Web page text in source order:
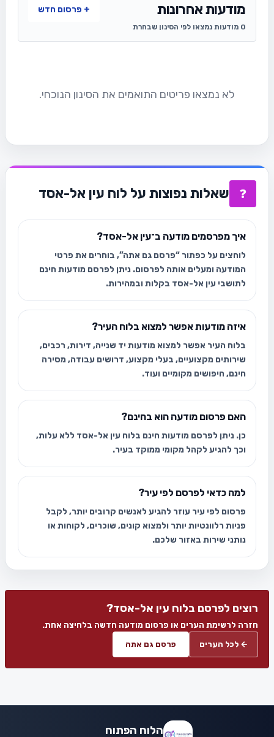
מודעות אחרונות
0 מודעות נמצאו לפי הסינון שבחרת
+ פרסום חדש
לא נמצאו פריטים התואמים את הסינון הנוכחי.
❓ שאלות נפוצות על לוח עין אל-אסד
איך מפרסמים מודעה ב־עין אל-אסד?
לוחצים על כפתור “פרסם גם אתה”, בוחרים את פרטי
המודעה ומעלים אותה לפרסום. ניתן לפרסם מודעות חינם
לתושבי עין אל-אסד בקלות ובמהירות.
איזה מודעות אפשר למצוא בלוח העיר?
בלוח העיר אפשר למצוא מודעות יד שנייה, דירות, רכבים,
שירותים מקצועיים, בעלי מקצוע, דרושים עבודה, מסירה
חינם, חיפושים מקומיים ועוד.
האם פרסום מודעה הוא בחינם?
כן. ניתן לפרסם מודעות חינם בלוח עין אל-אסד ללא עלות,
וכך להגיע לקהל מקומי ממוקד בעיר.
למה כדאי לפרסם לפי עיר?
פרסום לפי עיר עוזר להגיע לאנשים קרובים יותר, לקבל
פניות רלוונטיות יותר ולמצוא קונים, שוכרים, לקוחות או
נותני שירות באזור שלכם.
רוצים לפרסם בלוח עין אל-אסד?
חזרה לרשימת הערים או פרסום מודעה חדשה בלחיצה אחת.
← לכל הערים פרסם גם אתה
הלוח הפתוח